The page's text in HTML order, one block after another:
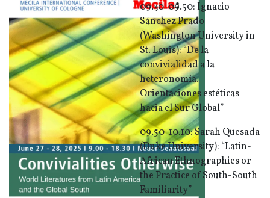
09.30-09.50: Ignacio
Sánchez Prado
(Washington University in
St. Louis): “De la
convivialidad a la
heteronomía.
Orientaciones estéticas
hacia el Sur Global”
09.50-10.10: Sarah Quesada
(Duke University): “Latin-
African Ethnographies or
the Practice of South-South
Familiarity”